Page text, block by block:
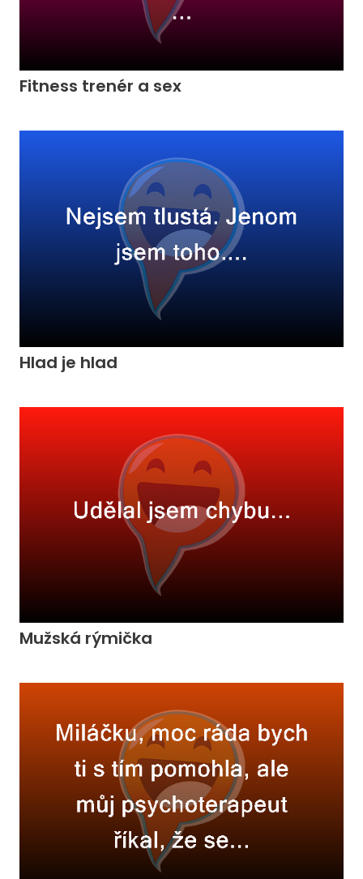
Fitness trenér a sex
Hlad je hlad
Mužská rýmička